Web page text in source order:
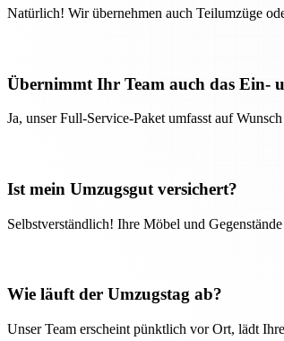
Natürlich! Wir übernehmen auch Teilumzüge
Übernimmt Ihr Team auch das Ein-
Ja, unser Full-Service-Paket umfasst auf
Ist mein Umzugsgut versichert?
Selbstverständlich! Ihre Möbel und
Wie läuft der Umzugstag ab?
Unser Team erscheint pünktlich vor Ort, lädt